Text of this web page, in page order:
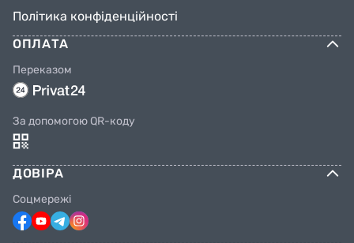
Політика конфіденційності
ОПЛАТА
Переказом
За допомогою QR-коду
ДОВІРА
Соцмережі